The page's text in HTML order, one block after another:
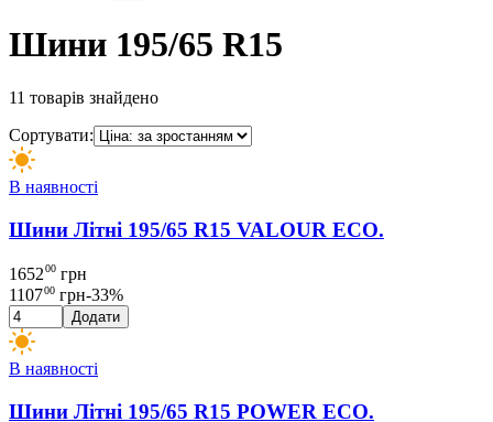
Шини 195/65 R15
11 товарів знайдено
Сортувати:
В наявності
Шини Літні 195/65 R15 VALOUR ECO.
165200 грн
110700 грн-33%
Додати
В наявності
Шини Літні 195/65 R15 POWER ECO.